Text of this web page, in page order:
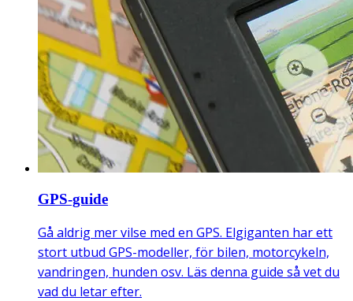
GPS-guide
Gå aldrig mer vilse med en GPS. Elgiganten har ett
stort utbud GPS-modeller, för bilen, motorcykeln,
vandringen, hunden osv. Läs denna guide så vet du
vad du letar efter.